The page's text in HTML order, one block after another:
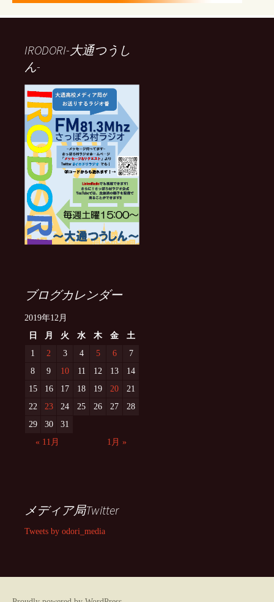
IRODORI-大通つうし
ん-
ブログカレンダー
2019年12月
日
月 火 水 木 金
土
1
2 3 4 5 6
7
8
9 10 11 12 13
14
15
16 17 18 19 20
21
22
23 24 25 26 27
28
29
30
31
« 11月
1月 »
メディア局Twitter
Tweets by odori_media